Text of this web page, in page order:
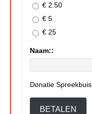
€ 2.50
€ 5
€ 25
Naam::
Donatie Spreekbuis
BETALEN